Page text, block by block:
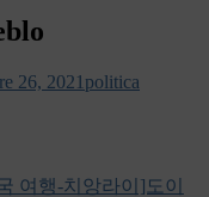
26, 2021 politica
여행-치앙라이]도이